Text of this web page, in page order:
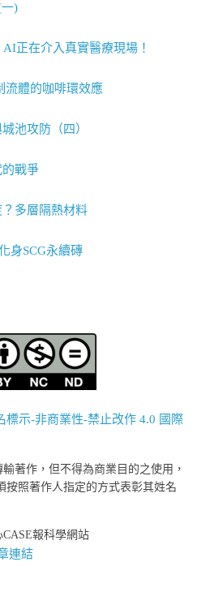
)
正在介入真實醫療現場！
流體的咖啡環效應
池攻防（四）
戰爭
多層隔熱材料
身SCG永續磚
標示-非商業性-禁止改作 4.0 國際
著作，但不得為商業目的之使用，
按照著作人指定的方式表彰其姓名
報科學網站
連結